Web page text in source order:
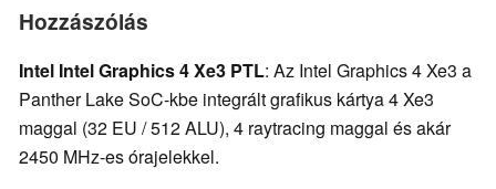
Hozzászólás
Intel Intel Graphics 4 Xe3 PTL: Az Intel Graphics 4 Xe3 a
Panther Lake SoC-kbe integrált grafikus kártya 4 Xe3
maggal (32 EU / 512 ALU), 4 raytracing maggal és akár
2450 MHz-es órajelekkel.